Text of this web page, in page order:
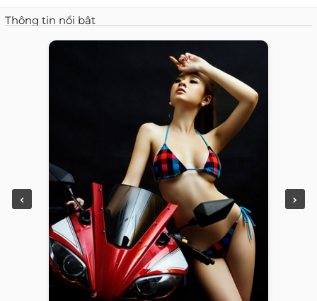
Thông tin nổi bật